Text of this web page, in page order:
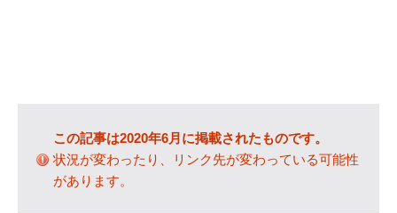
コミックス(6)
テレビ(8)
写真 (6)
この記事は2020年6月に掲載されたものです。
状況が変わったり、リンク先が変わっている可能性
があります。